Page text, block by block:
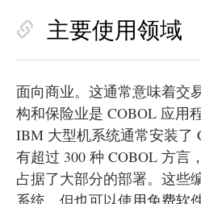
主要使用领域
面向商业。这通常意味着交
构和保险业是 COBOL 应用
IBM 大型机系统通常安装了
有超过 300 种 COBOL 方言
占据了大部分的部署。这些
系统，但也可以使用免费软